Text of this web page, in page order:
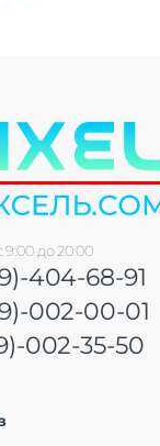
9:00 до 20:00
404-68-91
002-00-01
002-35-50